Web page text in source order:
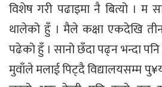
विशेष गरी पढाइमा नै बित्यो । म
थालेको हुँ । मैले कक्षा एकदेखि
पढेको हुँ । सानो छँदा पढ्न भन्दा
मुवाँले मलाई पिट्दै विद्यालयसम्म